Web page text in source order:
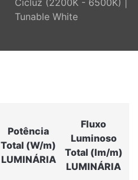
Tunable White
Potência
Total (W/m)
LUMINÁRIA
Fluxo
Luminoso
Total (lm/m)
LUMINÁRIA